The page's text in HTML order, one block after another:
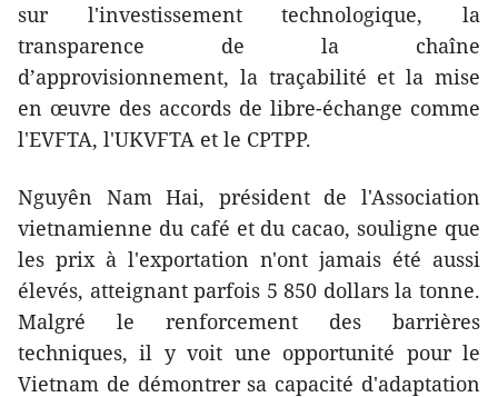
sur l'investissement technologique, la
transparence de la chaîne
d’approvisionnement, la traçabilité et la mise
en œuvre des accords de libre-échange comme
l'EVFTA, l'UKVFTA et le CPTPP.
Nguyên Nam Hai, président de l'Association
vietnamienne du café et du cacao, souligne que
les prix à l'exportation n'ont jamais été aussi
élevés, atteignant parfois 5 850 dollars la tonne.
Malgré le renforcement des barrières
techniques, il y voit une opportunité pour le
Vietnam de démontrer sa capacité d'adaptation